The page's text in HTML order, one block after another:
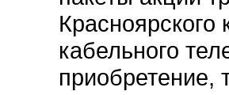
кабельного
приобретение,